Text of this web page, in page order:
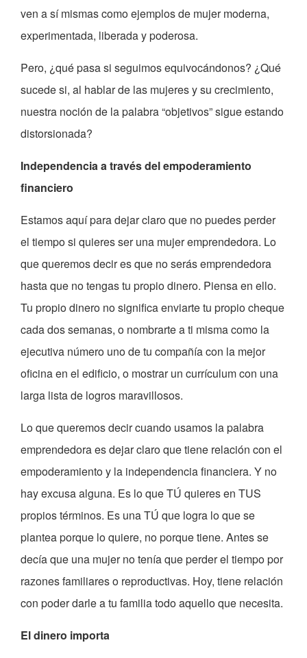
ven a sí mismas como ejemplos de mujer moderna,
experimentada, liberada y poderosa.
Pero, ¿qué pasa si seguimos equivocándonos? ¿Qué
sucede si, al hablar de las mujeres y su crecimiento,
nuestra noción de la palabra “objetivos” sigue estando
distorsionada?
Independencia a través del empoderamiento
financiero
Estamos aquí para dejar claro que no puedes perder
el tiempo si quieres ser una mujer emprendedora. Lo
que queremos decir es que no serás emprendedora
hasta que no tengas tu propio dinero. Piensa en ello.
Tu propio dinero no significa enviarte tu propio cheque
cada dos semanas, o nombrarte a ti misma como la
ejecutiva número uno de tu compañía con la mejor
oficina en el edificio, o mostrar un currículum con una
larga lista de logros maravillosos.
Lo que queremos decir cuando usamos la palabra
emprendedora es dejar claro que tiene relación con el
empoderamiento y la independencia financiera. Y no
hay excusa alguna. Es lo que TÚ quieres en TUS
propios términos. Es una TÚ que logra lo que se
plantea porque lo quiere, no porque tiene. Antes se
decía que una mujer no tenía que perder el tiempo por
razones familiares o reproductivas. Hoy, tiene relación
con poder darle a tu familia todo aquello que necesita.
El dinero importa